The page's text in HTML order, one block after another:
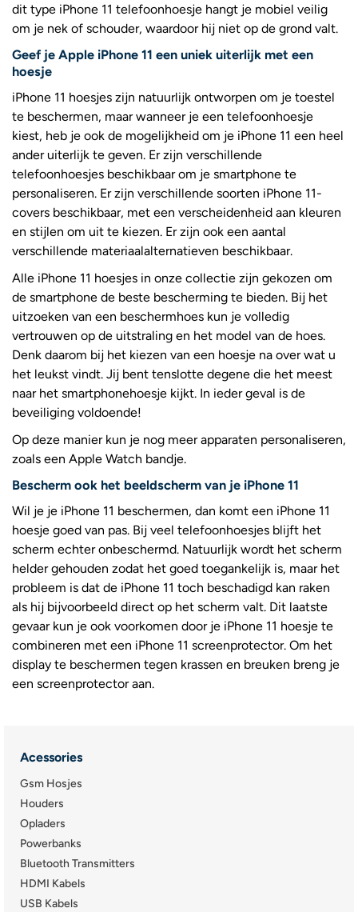
dit type iPhone 11 telefoonhoesje hangt je mobiel veilig
om je nek of schouder, waardoor hij niet op de grond valt.
Geef je Apple iPhone 11 een uniek uiterlijk met een
hoesje
iPhone 11 hoesjes zijn natuurlijk ontworpen om je toestel
te beschermen, maar wanneer je een telefoonhoesje
kiest, heb je ook de mogelijkheid om je iPhone 11 een heel
ander uiterlijk te geven. Er zijn verschillende
telefoonhoesjes beschikbaar om je smartphone te
personaliseren. Er zijn verschillende soorten iPhone 11-
covers beschikbaar, met een verscheidenheid aan kleuren
en stijlen om uit te kiezen. Er zijn ook een aantal
verschillende materiaalalternatieven beschikbaar.
Alle iPhone 11 hoesjes in onze collectie zijn gekozen om
de smartphone de beste bescherming te bieden. Bij het
uitzoeken van een beschermhoes kun je volledig
vertrouwen op de uitstraling en het model van de hoes.
Denk daarom bij het kiezen van een hoesje na over wat u
het leukst vindt. Jij bent tenslotte degene die het meest
naar het smartphonehoesje kijkt. In ieder geval is de
beveiliging voldoende!
Op deze manier kun je nog meer apparaten personaliseren,
zoals een Apple Watch bandje.
Bescherm ook het beeldscherm van je iPhone 11
Wil je je iPhone 11 beschermen, dan komt een iPhone 11
hoesje goed van pas. Bij veel telefoonhoesjes blijft het
scherm echter onbeschermd. Natuurlijk wordt het scherm
helder gehouden zodat het goed toegankelijk is, maar het
probleem is dat de iPhone 11 toch beschadigd kan raken
als hij bijvoorbeeld direct op het scherm valt. Dit laatste
gevaar kun je ook voorkomen door je iPhone 11 hoesje te
combineren met een iPhone 11 screenprotector. Om het
display te beschermen tegen krassen en breuken breng je
een screenprotector aan.
Acessories
Gsm Hosjes
Houders
Opladers
Powerbanks
Bluetooth Transmitters
HDMI Kabels
USB Kabels